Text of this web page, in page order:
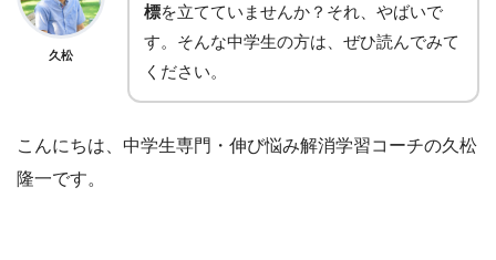
久松
標を立てていませんか？それ、やばいで
す。そんな中学生の方は、ぜひ読んでみて
ください。
こんにちは、中学生専門・伸び悩み解消学習コーチの久松
隆一です。